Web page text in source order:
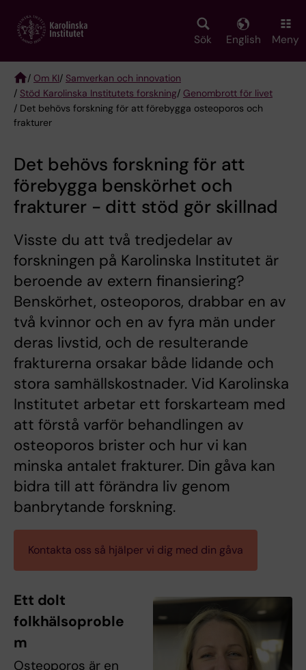
main
Sök English Meny
Breadcrumb
/ Om KI/ Samverkan och innovation
/ Stöd Karolinska Institutets forskning/ Genombrott för livet
/ Det behövs forskning för att förebygga osteoporos och
frakturer
Det behövs forskning för att
förebygga benskörhet och
frakturer - ditt stöd gör skillnad
Visste du att två tredjedelar av
forskningen på Karolinska Institutet är
beroende av extern finansiering?
Benskörhet, osteoporos, drabbar en av
två kvinnor och en av fyra män under
deras livstid, och de resulterande
frakturerna orsakar både lidande och
stora samhällskostnader. Vid Karolinska
Institutet arbetar ett forskarteam med
att förstå varför behandlingen av
osteoporos brister och hur vi kan
minska antalet frakturer. Din gåva kan
bidra till att förändra liv genom
banbrytande forskning.
Kontakta oss så hjälper vi dig med din gåva
Ett dolt
folkhälsoproble
m
Osteoporos är en